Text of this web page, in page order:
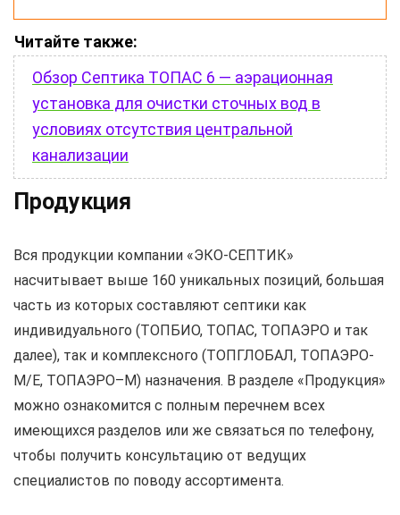
Читайте также:
Обзор Септика ТОПАС 6 — аэрационная
установка для очистки сточных вод в
условиях отсутствия центральной
канализации
Продукция
Вся продукции компании «ЭКО-СЕПТИК»
насчитывает выше 160 уникальных позиций, большая
часть из которых составляют септики как
индивидуального (ТОПБИО, ТОПАС, ТОПАЭРО и так
далее), так и комплексного (ТОПГЛОБАЛ, ТОПАЭРО-
М/Е, ТОПАЭРО–М) назначения. В разделе «Продукция»
можно ознакомится с полным перечнем всех
имеющихся разделов или же связаться по телефону,
чтобы получить консультацию от ведущих
специалистов по поводу ассортимента.